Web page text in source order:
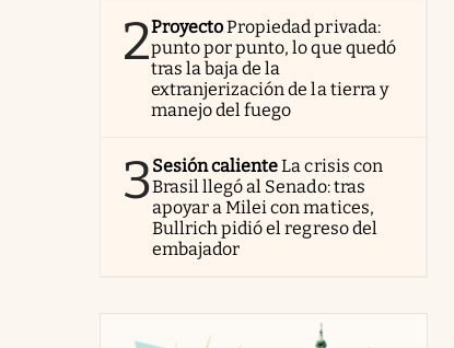
2ProyectoPropiedad privada:
punto por punto, lo que quedó
tras la baja de la
extranjerización de la tierra y
manejo del fuego
3Sesión calienteLa crisis con
Brasil llegó al Senado: tras
apoyar a Milei con matices,
Bullrich pidió el regreso del
embajador